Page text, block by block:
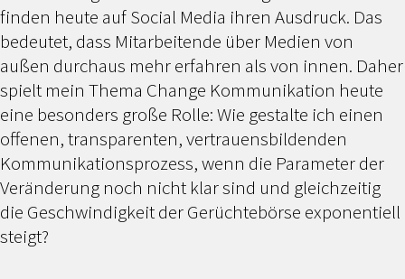
finden heute auf Social Media ihren Ausdruck. Das
bedeutet, dass Mitarbeitende über Medien von
außen durchaus mehr erfahren als von innen. Daher
spielt mein Thema Change Kommunikation heute
eine besonders große Rolle: Wie gestalte ich einen
offenen, transparenten, vertrauensbildenden
Kommunikationsprozess, wenn die Parameter der
Veränderung noch nicht klar sind und gleichzeitig
die Geschwindigkeit der Gerüchtebörse exponentiell
steigt?